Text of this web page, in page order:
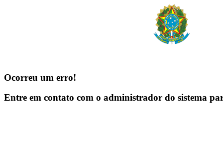
Ocorreu um erro!
Entre em contato com o administrador do sistema